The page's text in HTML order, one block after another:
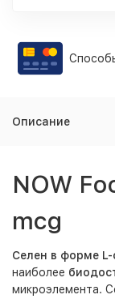
Описание
NOW
mcg
Селен в форме
наиболее
микроэлемента.